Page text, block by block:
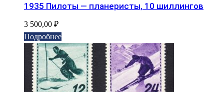
1935 Пилоты — планеристы, 10 шиллингов
3 500,00 ₽
Подробнее